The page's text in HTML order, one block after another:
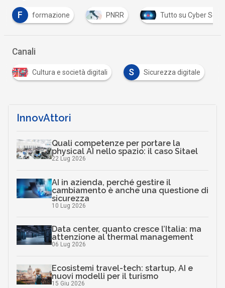
formazione PNRR Tutto su Cyber Security
Canali
Cultura e società digitali S Sicurezza digitale
InnovAttori
Quali competenze per portare la
physical AI nello spazio: il caso Sitael
22 Lug 2026
AI in azienda, perché gestire il
cambiamento è anche una questione di
sicurezza
10 Lug 2026
Data center, quanto cresce l’Italia: ma
attenzione al thermal management
06 Lug 2026
Ecosistemi travel-tech: startup, AI e
nuovi modelli per il turismo
15 Giu 2026